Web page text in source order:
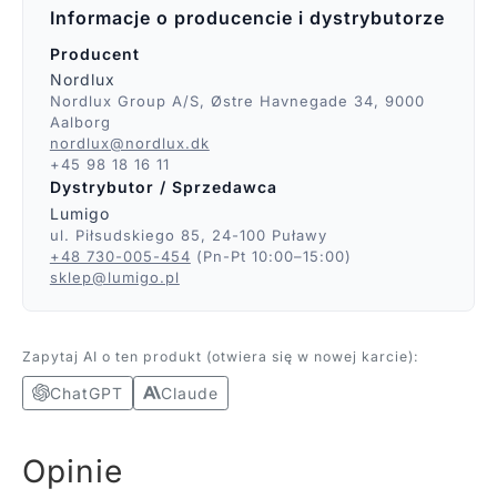
Informacje o producencie i dystrybutorze
Producent
Nordlux
Nordlux Group A/S, Østre Havnegade 34, 9000
Aalborg
nordlux@nordlux.dk
+45 98 18 16 11
Dystrybutor / Sprzedawca
Lumigo
ul. Piłsudskiego 85, 24-100 Puławy
+48 730-005-454 (Pn-Pt 10:00–15:00)
sklep@lumigo.pl
Zapytaj AI o ten produkt (otwiera się w nowej karcie):
ChatGPT Claude
Opinie